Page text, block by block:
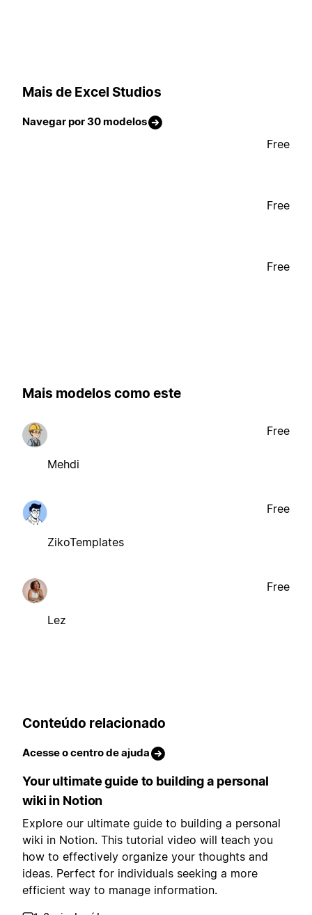
Mais de Excel Studios
Navegar por 30 modelos
Free
Free
Free
Mais modelos como este
Mehdi
Free
ZikoTemplates
Free
Lez
Free
Conteúdo relacionado
Acesse o centro de ajuda
Your ultimate guide to building a personal
wiki in Notion
Explore our ultimate guide to building a personal
wiki in Notion. This tutorial video will teach you
how to effectively organize your thoughts and
ideas. Perfect for individuals seeking a more
efficient way to manage information.